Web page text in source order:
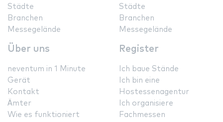
Städte
Branchen
Messegelände
Städte
Branchen
Messegelände
Über uns
neventum in 1 Minute
Gerät
Kontakt
Ämter
Wie es funktioniert
Register
Ich baue Stände
Ich bin eine
Hostessenagentur
Ich organisiere
Fachmessen